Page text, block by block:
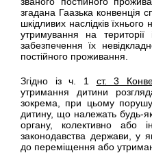
згадана Гаазька конвенція
шкідливих наслідків
утримування на
забезпечення їх
постійного проживання.
Згідно із ч. 1 ст. 3
утримання дитини
зокрема, при цьому
дитину, що належать будь-
органу, колективно або
законодавства держави, у
до переміщення або